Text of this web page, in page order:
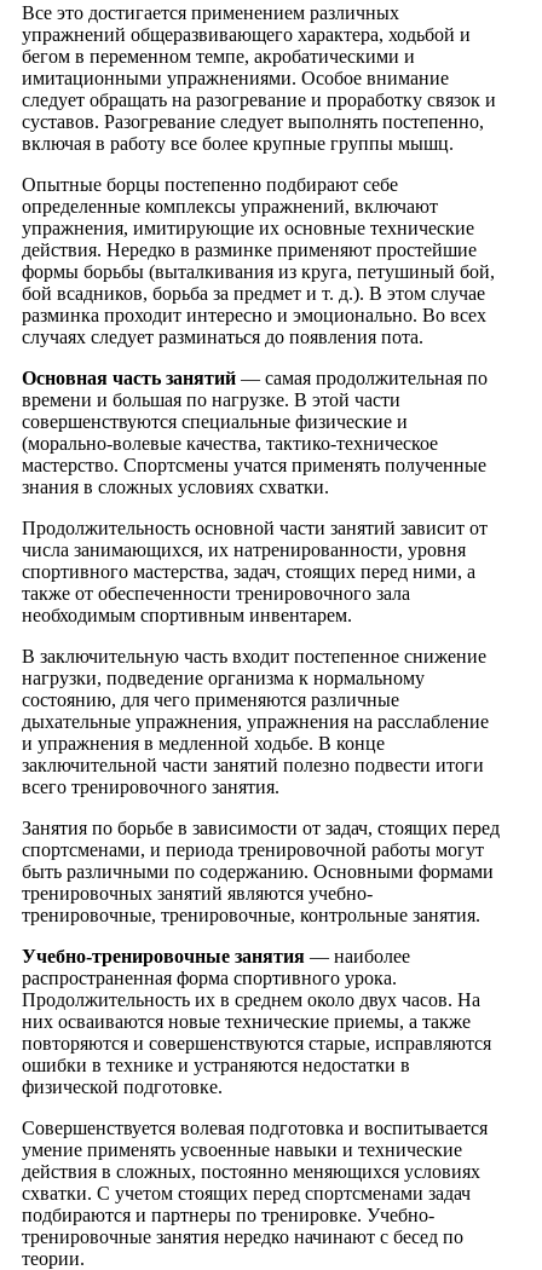
Все это достигается применением различных
упражнений общеразвивающего характера, ходьбой и
бегом в переменном темпе, акробатическими и
имитационными упражнениями. Особое внимание
следует обращать на разогревание и проработку связок и
суставов. Разогревание следует выполнять постепенно,
включая в работу все более крупные группы мышц.
Опытные борцы постепенно подбирают себе
определенные комплексы упражнений, включают
упражнения, имитирующие их основные технические
действия. Нередко в разминке применяют простейшие
формы борьбы (выталкивания из круга, петушиный бой,
бой всадников, борьба за предмет и т. д.). В этом случае
разминка проходит интересно и эмоционально. Во всех
случаях следует разминаться до появления пота.
Основная часть занятий — самая продолжительная по
времени и большая по нагрузке. В этой части
совершенствуются специальные физические и
(морально-волевые качества, тактико-техническое
мастерство. Спортсмены учатся применять полученные
знания в сложных условиях схватки.
Продолжительность основной части занятий зависит от
числа занимающихся, их натренированности, уровня
спортивного мастерства, задач, стоящих перед ними, а
также от обеспеченности тренировочного зала
необходимым спортивным инвентарем.
В заключительную часть входит постепенное снижение
нагрузки, подведение организма к нормальному
состоянию, для чего применяются различные
дыхательные упражнения, упражнения на расслабление
и упражнения в медленной ходьбе. В конце
заключительной части занятий полезно подвести итоги
всего тренировочного занятия.
Занятия по борьбе в зависимости от задач, стоящих перед
спортсменами, и периода тренировочной работы могут
быть различными по содержанию. Основными формами
тренировочных занятий являются учебно-
тренировочные, тренировочные, контрольные занятия.
Учебно-тренировочные занятия — наиболее
распространенная форма спортивного урока.
Продолжительность их в среднем около двух часов. На
них осваиваются новые технические приемы, а также
повторяются и совершенствуются старые, исправляются
ошибки в технике и устраняются недостатки в
физической подготовке.
Совершенствуется волевая подготовка и воспитывается
умение применять усвоенные навыки и технические
действия в сложных, постоянно меняющихся условиях
схватки. С учетом стоящих перед спортсменами задач
подбираются и партнеры по тренировке. Учебно-
тренировочные занятия нередко начинают с бесед по
теории.